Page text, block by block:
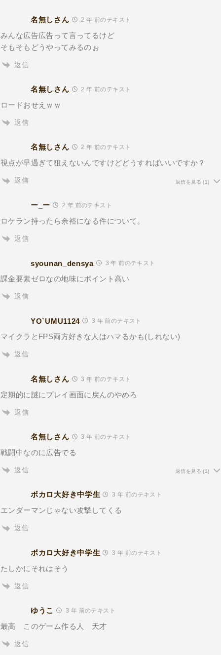
名無しさん 2 年 前のテキスト
みんな広告広告って言ってるけど
そもそもどうやってみるのぉ
返信
名無しさん 2 年 前のテキスト
ロードおせえｗｗ
返信
名無しさん 2 年 前のテキスト
視点が早過ぎて狙えないんですけどどうすればいいですか？
返信 返信を見る (1)
ー_ー 2 年 前のテキスト
ロケラン持ったら余裕になる件について。
返信
syounan_densya 3 年 前のテキスト
課金要素ゼロなの地味にポイント高い
返信
YO`UMU1124 3 年 前のテキスト
マイクラとFPS両方好きな人はハマるかも(しれない)
返信
名無しさん 3 年 前のテキスト
定期的に謎にプレイ画面に戻んのやめろ
返信
名無しさん 3 年 前のテキスト
戦闘中なのに広告でる
返信 返信を見る (1)
ボカロ大好き中学生 3 年 前のテキスト
エンダーマンじゃない攻撃してくる
返信
ボカロ大好き中学生 3 年 前のテキスト
たしかにそれはそう
返信
ゆうこ 3 年 前のテキスト
最高 このゲーム作る人 天才
返信